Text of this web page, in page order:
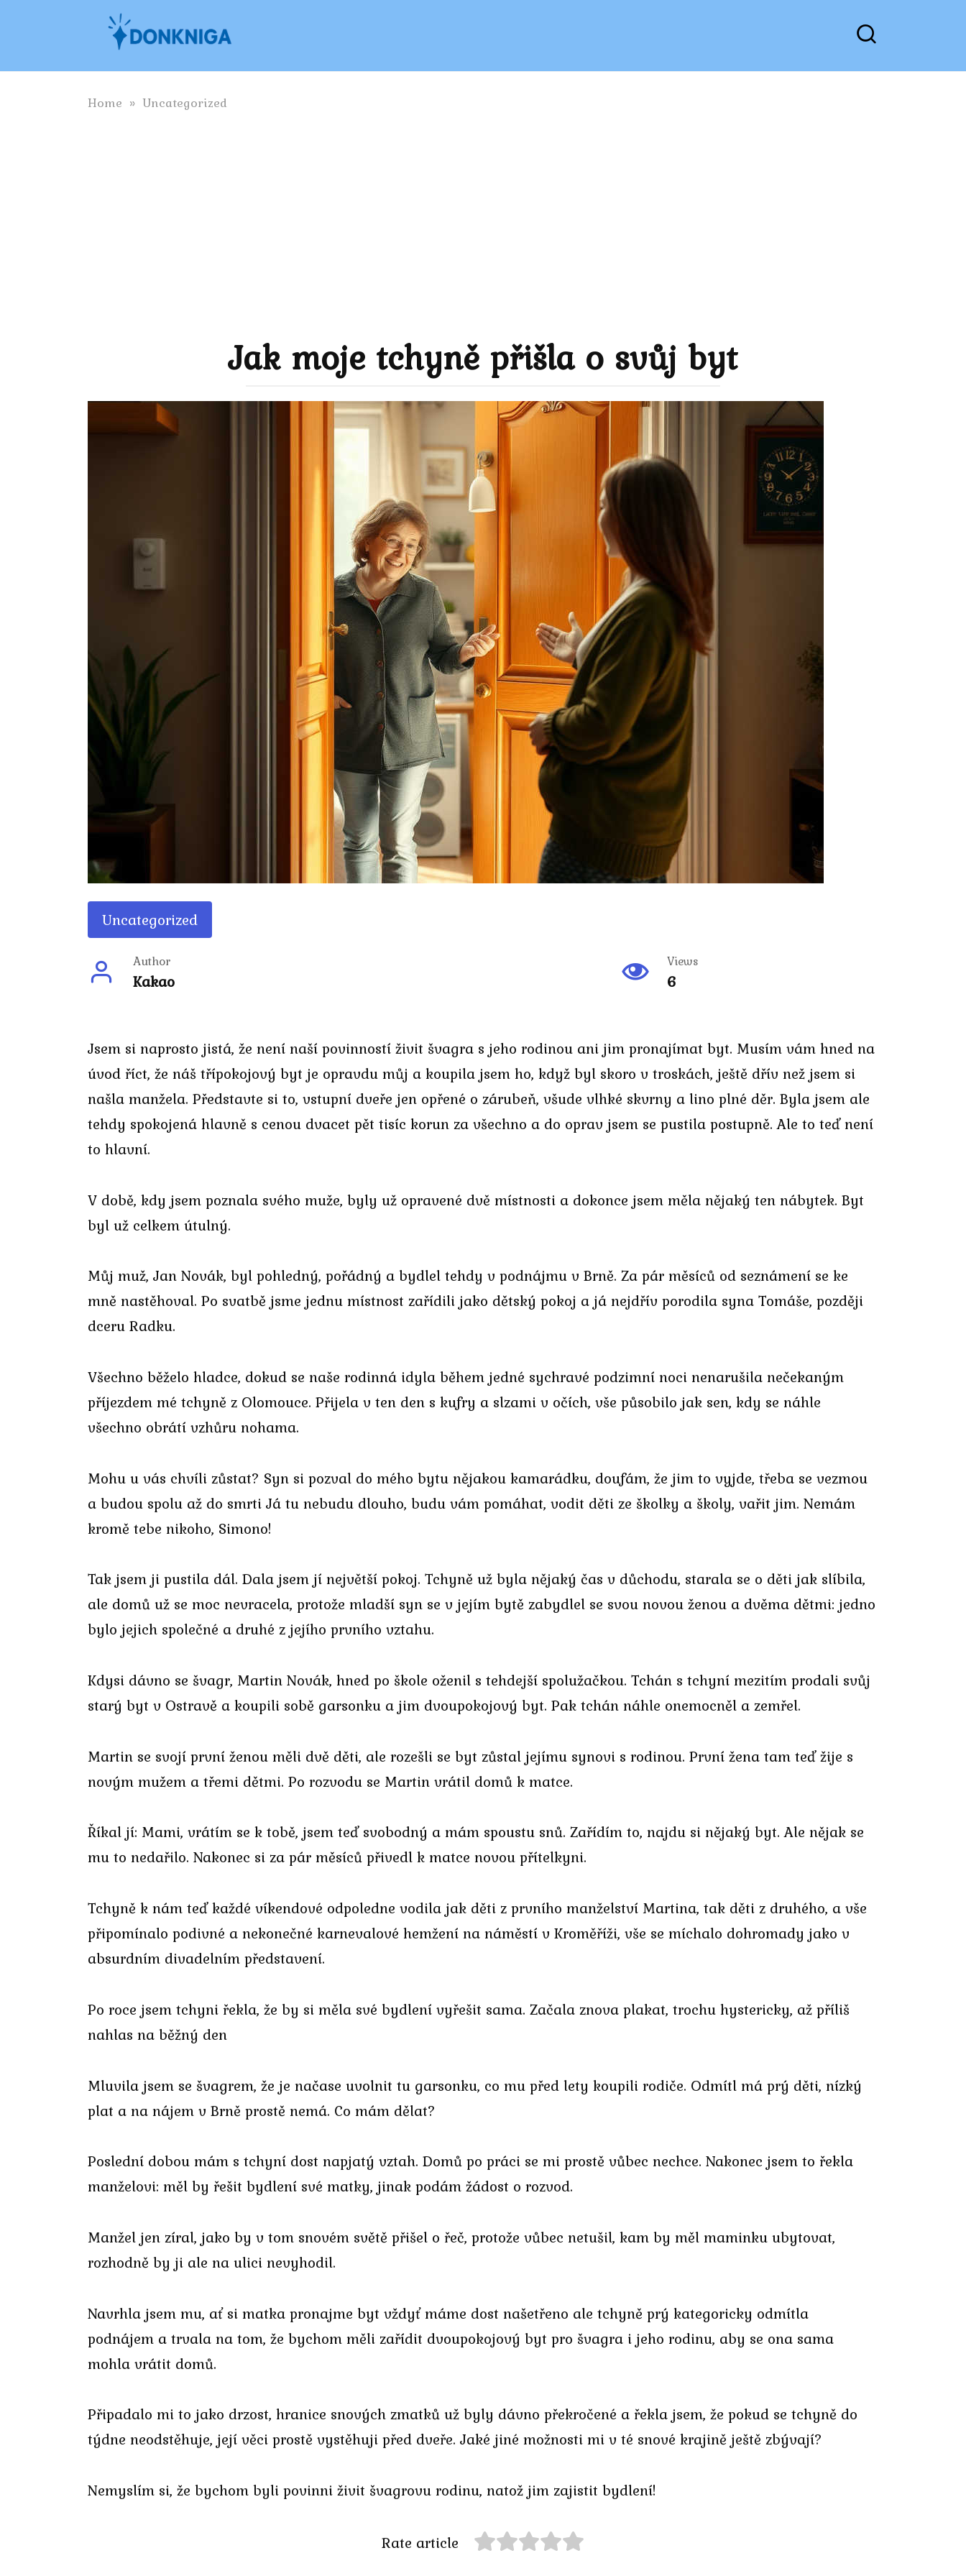
Home » Uncategorized
Jak moje tchyně přišla o svůj byt
Uncategorized
Author
Kakao
Views
6
Jsem si naprosto jistá, že není naší povinností živit švagra s jeho rodinou ani jim pronajímat byt. Musím vám hned na
úvod říct, že náš třípokojový byt je opravdu můj a koupila jsem ho, když byl skoro v troskách, ještě dřív než jsem si
našla manžela. Představte si to, vstupní dveře jen opřené o zárubeň, všude vlhké skvrny a lino plné děr. Byla jsem ale
tehdy spokojená hlavně s cenou dvacet pět tisíc korun za všechno a do oprav jsem se pustila postupně. Ale to teď není
to hlavní.
V době, kdy jsem poznala svého muže, byly už opravené dvě místnosti a dokonce jsem měla nějaký ten nábytek. Byt
byl už celkem útulný.
Můj muž, Jan Novák, byl pohledný, pořádný a bydlel tehdy v podnájmu v Brně. Za pár měsíců od seznámení se ke
mně nastěhoval. Po svatbě jsme jednu místnost zařídili jako dětský pokoj a já nejdřív porodila syna Tomáše, později
dceru Radku.
Všechno běželo hladce, dokud se naše rodinná idyla během jedné sychravé podzimní noci nenarušila nečekaným
příjezdem mé tchyně z Olomouce. Přijela v ten den s kufry a slzami v očích, vše působilo jak sen, kdy se náhle
všechno obrátí vzhůru nohama.
Mohu u vás chvíli zůstat? Syn si pozval do mého bytu nějakou kamarádku, doufám, že jim to vyjde, třeba se vezmou
a budou spolu až do smrti Já tu nebudu dlouho, budu vám pomáhat, vodit děti ze školky a školy, vařit jim. Nemám
kromě tebe nikoho, Simono!
Tak jsem ji pustila dál. Dala jsem jí největší pokoj. Tchyně už byla nějaký čas v důchodu, starala se o děti jak slíbila,
ale domů už se moc nevracela, protože mladší syn se v jejím bytě zabydlel se svou novou ženou a dvěma dětmi: jedno
bylo jejich společné a druhé z jejího prvního vztahu.
Kdysi dávno se švagr, Martin Novák, hned po škole oženil s tehdejší spolužačkou. Tchán s tchyní mezitím prodali svůj
starý byt v Ostravě a koupili sobě garsonku a jim dvoupokojový byt. Pak tchán náhle onemocněl a zemřel.
Martin se svojí první ženou měli dvě děti, ale rozešli se byt zůstal jejímu synovi s rodinou. První žena tam teď žije s
novým mužem a třemi dětmi. Po rozvodu se Martin vrátil domů k matce.
Říkal jí: Mami, vrátím se k tobě, jsem teď svobodný a mám spoustu snů. Zařídím to, najdu si nějaký byt. Ale nějak se
mu to nedařilo. Nakonec si za pár měsíců přivedl k matce novou přítelkyni.
Tchyně k nám teď každé víkendové odpoledne vodila jak děti z prvního manželství Martina, tak děti z druhého, a vše
připomínalo podivné a nekonečné karnevalové hemžení na náměstí v Kroměříži, vše se míchalo dohromady jako v
absurdním divadelním představení.
Po roce jsem tchyni řekla, že by si měla své bydlení vyřešit sama. Začala znova plakat, trochu hystericky, až příliš
nahlas na běžný den
Mluvila jsem se švagrem, že je načase uvolnit tu garsonku, co mu před lety koupili rodiče. Odmítl má prý děti, nízký
plat a na nájem v Brně prostě nemá. Co mám dělat?
Poslední dobou mám s tchyní dost napjatý vztah. Domů po práci se mi prostě vůbec nechce. Nakonec jsem to řekla
manželovi: měl by řešit bydlení své matky, jinak podám žádost o rozvod.
Manžel jen zíral, jako by v tom snovém světě přišel o řeč, protože vůbec netušil, kam by měl maminku ubytovat,
rozhodně by ji ale na ulici nevyhodil.
Navrhla jsem mu, ať si matka pronajme byt vždyť máme dost našetřeno ale tchyně prý kategoricky odmítla
podnájem a trvala na tom, že bychom měli zařídit dvoupokojový byt pro švagra i jeho rodinu, aby se ona sama
mohla vrátit domů.
Připadalo mi to jako drzost, hranice snových zmatků už byly dávno překročené a řekla jsem, že pokud se tchyně do
týdne neodstěhuje, její věci prostě vystěhuji před dveře. Jaké jiné možnosti mi v té snové krajině ještě zbývají?
Nemyslím si, že bychom byli povinni živit švagrovu rodinu, natož jim zajistit bydlení!
Rate article